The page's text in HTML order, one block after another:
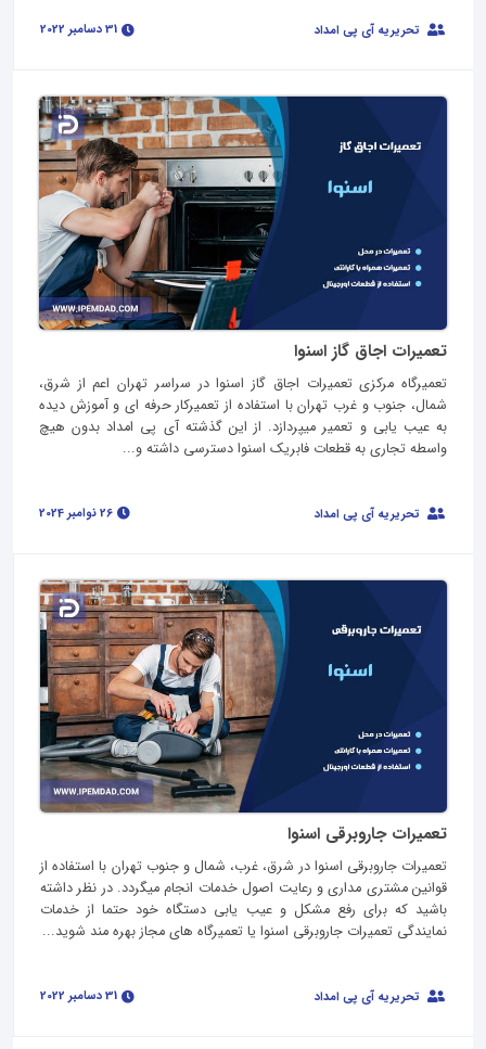
تحریریه آی پی امداد
تعمیرات اجاق گاز اسنوا
تعمیرگاه مرکزی تعمیرات اجاق گاز اسنوا در سراسر تهران اعم از شرق،
شمال، جنوب و غرب تهران با استفاده از تعمیرکار حرفه ای و آموزش دیده
به عیب یابی و تعمیر میپردازد. از این گذشته آی پی امداد بدون هیچ
واسطه تجاری به قطعات فابریک اسنوا دسترسی داشته و...
تحریریه آی پی امداد
تعمیرات جاروبرقی اسنوا
تعمیرات جاروبرقی اسنوا در شرق، غرب، شمال و جنوب تهران با استفاده از
قوانین مشتری مداری و رعایت اصول خدمات انجام میگردد. در نظر داشته
باشید که برای رفع مشکل و عیب یابی دستگاه خود حتما از خدمات
نمایندگی تعمیرات جاروبرقی اسنوا یا تعمیرگاه های مجاز بهره مند شوید...
تحریریه آی پی امداد